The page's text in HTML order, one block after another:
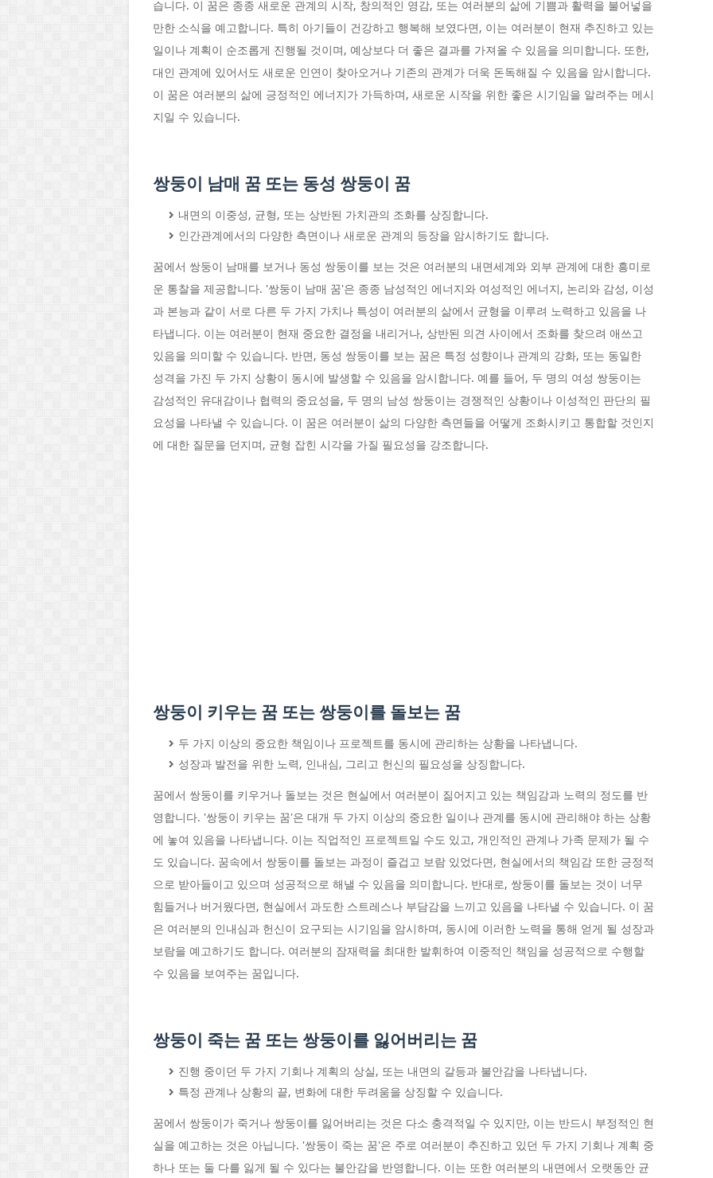
습니다. 이 꿈은 종종 새로운 관계의 시작, 창의적인 영감, 또는 여러분의 삶에 기쁨과 활력을 불어넣을
만한 소식을 예고합니다. 특히 아기들이 건강하고 행복해 보였다면, 이는 여러분이 현재 추진하고 있는
일이나 계획이 순조롭게 진행될 것이며, 예상보다 더 좋은 결과를 가져올 수 있음을 의미합니다. 또한,
대인 관계에 있어서도 새로운 인연이 찾아오거나 기존의 관계가 더욱 돈독해질 수 있음을 암시합니다.
이 꿈은 여러분의 삶에 긍정적인 에너지가 가득하며, 새로운 시작을 위한 좋은 시기임을 알려주는 메시
지일 수 있습니다.
쌍둥이 남매 꿈 또는 동성 쌍둥이 꿈
내면의 이중성, 균형, 또는 상반된 가치관의 조화를 상징합니다.
인간관계에서의 다양한 측면이나 새로운 관계의 등장을 암시하기도 합니다.
꿈에서 쌍둥이 남매를 보거나 동성 쌍둥이를 보는 것은 여러분의 내면세계와 외부 관계에 대한 흥미로
운 통찰을 제공합니다. '쌍둥이 남매 꿈'은 종종 남성적인 에너지와 여성적인 에너지, 논리와 감성, 이성
과 본능과 같이 서로 다른 두 가지 가치나 특성이 여러분의 삶에서 균형을 이루려 노력하고 있음을 나
타냅니다. 이는 여러분이 현재 중요한 결정을 내리거나, 상반된 의견 사이에서 조화를 찾으려 애쓰고
있음을 의미할 수 있습니다. 반면, 동성 쌍둥이를 보는 꿈은 특정 성향이나 관계의 강화, 또는 동일한
성격을 가진 두 가지 상황이 동시에 발생할 수 있음을 암시합니다. 예를 들어, 두 명의 여성 쌍둥이는
감성적인 유대감이나 협력의 중요성을, 두 명의 남성 쌍둥이는 경쟁적인 상황이나 이성적인 판단의 필
요성을 나타낼 수 있습니다. 이 꿈은 여러분이 삶의 다양한 측면들을 어떻게 조화시키고 통합할 것인지
에 대한 질문을 던지며, 균형 잡힌 시각을 가질 필요성을 강조합니다.
쌍둥이 키우는 꿈 또는 쌍둥이를 돌보는 꿈
두 가지 이상의 중요한 책임이나 프로젝트를 동시에 관리하는 상황을 나타냅니다.
성장과 발전을 위한 노력, 인내심, 그리고 헌신의 필요성을 상징합니다.
꿈에서 쌍둥이를 키우거나 돌보는 것은 현실에서 여러분이 짊어지고 있는 책임감과 노력의 정도를 반
영합니다. '쌍둥이 키우는 꿈'은 대개 두 가지 이상의 중요한 일이나 관계를 동시에 관리해야 하는 상황
에 놓여 있음을 나타냅니다. 이는 직업적인 프로젝트일 수도 있고, 개인적인 관계나 가족 문제가 될 수
도 있습니다. 꿈속에서 쌍둥이를 돌보는 과정이 즐겁고 보람 있었다면, 현실에서의 책임감 또한 긍정적
으로 받아들이고 있으며 성공적으로 해낼 수 있음을 의미합니다. 반대로, 쌍둥이를 돌보는 것이 너무
힘들거나 버거웠다면, 현실에서 과도한 스트레스나 부담감을 느끼고 있음을 나타낼 수 있습니다. 이 꿈
은 여러분의 인내심과 헌신이 요구되는 시기임을 암시하며, 동시에 이러한 노력을 통해 얻게 될 성장과
보람을 예고하기도 합니다. 여러분의 잠재력을 최대한 발휘하여 이중적인 책임을 성공적으로 수행할
수 있음을 보여주는 꿈입니다.
쌍둥이 죽는 꿈 또는 쌍둥이를 잃어버리는 꿈
진행 중이던 두 가지 기회나 계획의 상실, 또는 내면의 갈등과 불안감을 나타냅니다.
특정 관계나 상황의 끝, 변화에 대한 두려움을 상징할 수 있습니다.
꿈에서 쌍둥이가 죽거나 쌍둥이를 잃어버리는 것은 다소 충격적일 수 있지만, 이는 반드시 부정적인 현
실을 예고하는 것은 아닙니다. '쌍둥이 죽는 꿈'은 주로 여러분이 추진하고 있던 두 가지 기회나 계획 중
하나 또는 둘 다를 잃게 될 수 있다는 불안감을 반영합니다. 이는 또한 여러분의 내면에서 오랫동안 균